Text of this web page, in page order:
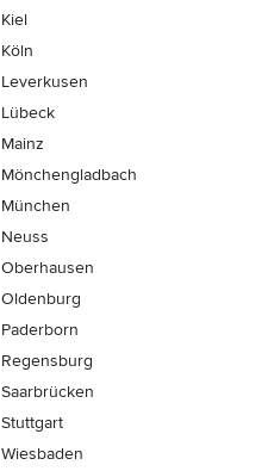
Kiel
Köln
Leverkusen
Lübeck
Mainz
Mönchen­gladbach
München
Neuss
Oberhausen
Oldenburg
Paderborn
Regensburg
Saarbrücken
Stuttgart
Wiesbaden